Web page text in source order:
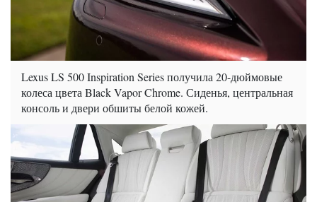
Lexus LS 500 Inspiration Series получила 20-дюймовые
колеса цвета Black Vapor Chrome. Сиденья, центральная
консоль и двери обшиты белой кожей.